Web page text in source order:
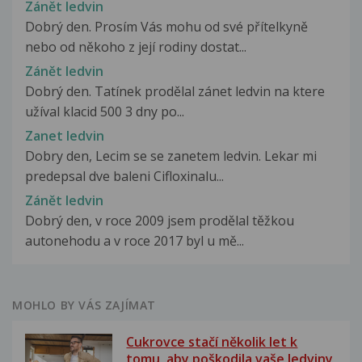
Zánět ledvin
Dobrý den. Prosím Vás mohu od své přítelkyně
nebo od někoho z její rodiny dostat...
Zánět ledvin
Dobrý den. Tatínek prodělal zánet ledvin na ktere
užíval klacid 500 3 dny po...
Zanet ledvin
Dobry den, Lecim se se zanetem ledvin. Lekar mi
predepsal dve baleni Cifloxinalu...
Zánět ledvin
Dobrý den, v roce 2009 jsem prodělal těžkou
autonehodu a v roce 2017 byl u mě...
MOHLO BY VÁS ZAJÍMAT
Cukrovce stačí několik let k